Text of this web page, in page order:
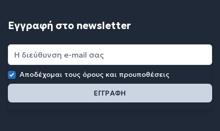
Εγγραφή στο newsletter
Αποδέχομαι τους όρους και προυποθέσεις